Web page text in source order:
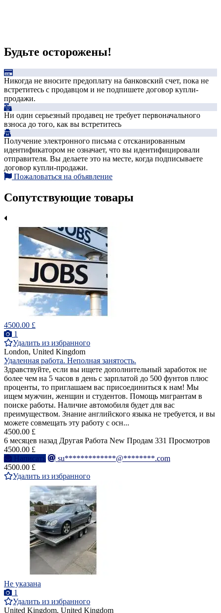
Будьте осторожены!
Никогда не вносите предоплату на банковский счет, пока не
встретитесь с продавцом и не подпишете договор купли-
продажи.
Ни один серьезный продавец не требует первоначального
взноса до того, как вы встретитесь
Получение электронного письма с отсканированным
идентификатором не означает, что вы идентифицировали
отправителя. Вы делаете это на месте, когда подписываете
договор купли-продажи.
Пожаловаться на объявление
Сопутствующие товары
4500.00 £
1
Удалить из избранного
London, United Kingdom
Удаленная работа. Неполная занятость.
Здравствуйте, если вы ищете дополнительный заработок не
более чем на 5 часов в день с зарплатой до 500 фунтов плюс
проценты, то приглашаем вас присоединиться к нам! Мы
ищем мужчин, женщин и студентов. Помощь мигрантам в
поиске работы. Наличие автомобиля будет для вас
преимуществом. Знание английского языка не требуется, и вы
можете совмещать эту работу с осн...
4500.00 £
6 месяцев назад Другая Работа New Продам 331 Просмотров
4500.00 £
Написать
su*************@********.com
4500.00 £
Удалить из избранного
Не указана
1
Удалить из избранного
United Kingdom, United Kingdom